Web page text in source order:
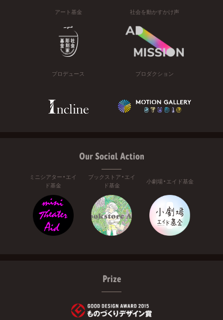
アート基金 社会を動かすかけ声
プロデュース プロダクション
Our Social Action
ミニシアター・エイ
ド基金
ブックストア・エイ
ド基金
小劇場・エイド基金
Prize